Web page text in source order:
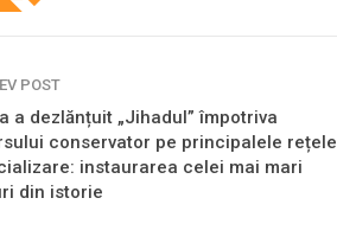
POST
a dezlănțuit „Jihadul” împotriva
conservator pe principalele rețele
instaurarea celei mai mari
din istorie